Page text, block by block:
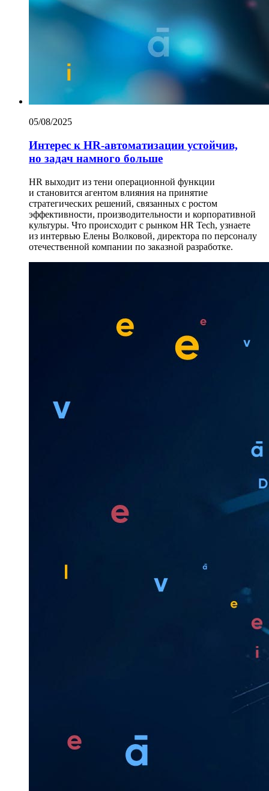
05/08/2025
Интерес к HR-автоматизации устойчив,
но задач намного больше
HR выходит из тени операционной функции
и становится агентом влияния на принятие
стратегических решений, связанных с ростом
эффективности, производительности и корпоративной
культуры. Что происходит с рынком HR Tech, узнаете
из интервью Елены Волковой, директора по персоналу
отечественной компании по заказной разработке.